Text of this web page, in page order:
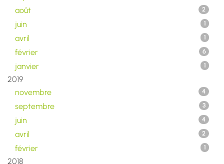
août 2
juin 1
avril 1
février 6
janvier 1
2019
novembre
4
septembre 3
juin 4
avril 2
février 1
2018